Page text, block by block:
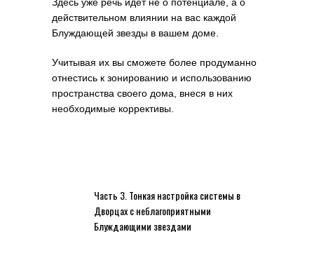
Здесь уже речь идет не о потенциале, а о
действительном влиянии на вас каждой
Блуждающей звезды в вашем доме.
Учитывая их вы сможете более продуманно
отнестись к зонированию и использованию
пространства своего дома, внеся в них
необходимые коррективы.
Часть 3. Тонкая настройка системы в
Дворцах с неблагоприятными
Блуждающими звездами